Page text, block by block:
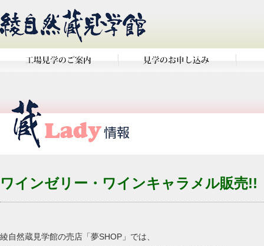
ワインゼリー・ワインキャラメル販売!!
綾自然蔵見学館の売店「夢SHOP」では、